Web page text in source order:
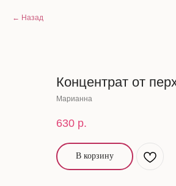
Назад
Концентрат от
Марианна
630 р.
В корзину